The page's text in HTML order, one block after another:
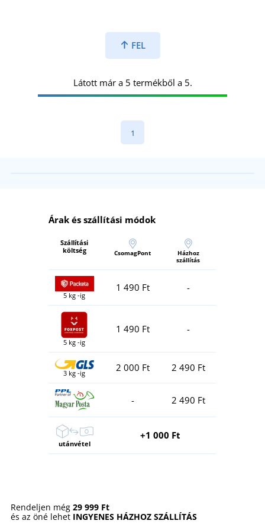
FEL
Látott már a 5 termékből a 5.
1
Árak és szállítási módok
Szállítási
költség
CsomagPont
Házhoz
szállítás
5 kg -ig
1 490 Ft -
5 kg -ig
1 490 Ft -
3 kg -ig 2 000 Ft 2 490 Ft
- 2 490 Ft
utánvétel
+1 000 Ft
Rendeljen még 29 999 Ft
és az öné lehet INGYENES HÁZHOZ SZÁLLÍTÁS